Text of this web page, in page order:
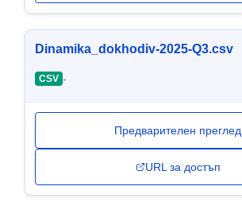
Dinamika_dokhodiv-2025-Q3.csv
CSV -
Предварителен преглед
URL за достъп